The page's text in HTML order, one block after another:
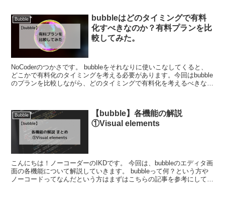
Bubble
bubbleはどのタイミングで有料
化すべきなのか？有料プランを比
較してみた。
NoCoderのつかさです。 bubbleをそれなりに使いこなしてくると、
どこかで有料化のタイミングを考える必要があります。今回はbubble
のプランを比較しながら、どのタイミングで有料化を考えるべきなの
Bubble
【bubble】各機能の解説
①Visual elements
こんにちは！ノーコーダーのIKDです。 今回は、bubbleのエディタ画
面の各機能について解説していきます。 bubbleって何？という方や
ノーコードってなんだという方はまずはこちらの記事を参考にしてみ